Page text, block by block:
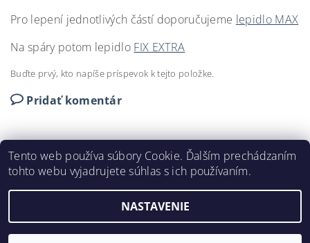
Pro lepení jednotlivých částí doporučujeme lepidlo MAX
Na spáry potom lepidlo FIX EXTRA
Buďte prvý, kto napíše príspevok k tejto položke.
Pridať komentár
DEKORAČNÉ LIŠTY © 2024
2026 ©DEKORAČNÉ LIŠTY, všetky práva vyhradené
Tento web používa súbory Cookie. Ďalším prechádzaním
tohto webu vyjadrujete súhlas s ich používaním.
NASTAVENIE